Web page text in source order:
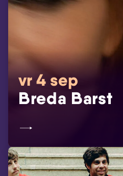
vr 4 sep
Breda Barst